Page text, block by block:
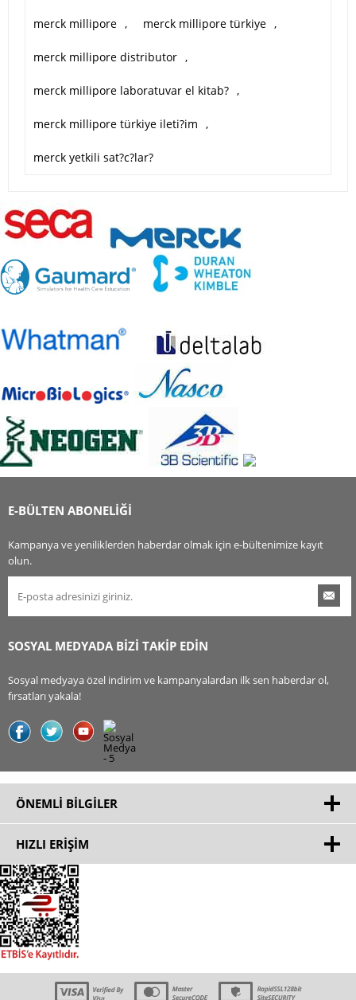
merck millipore , merck millipore türkiye ,
merck millipore distributor ,
merck millipore laboratuvar el kitab? ,
merck millipore türkiye ileti?im ,
merck yetkili sat?c?lar?
E-BÜLTEN ABONELİĞİ
Kampanya ve yeniliklerden haberdar olmak için e-bültenimize kayıt
olun.
SOSYAL MEDYADA BİZİ TAKİP EDİN
Sosyal medyaya özel indirim ve kampanyalardan ilk sen haberdar ol,
fırsatları yakala!
ÖNEMLI BILGILER
HIZLI ERIŞIM